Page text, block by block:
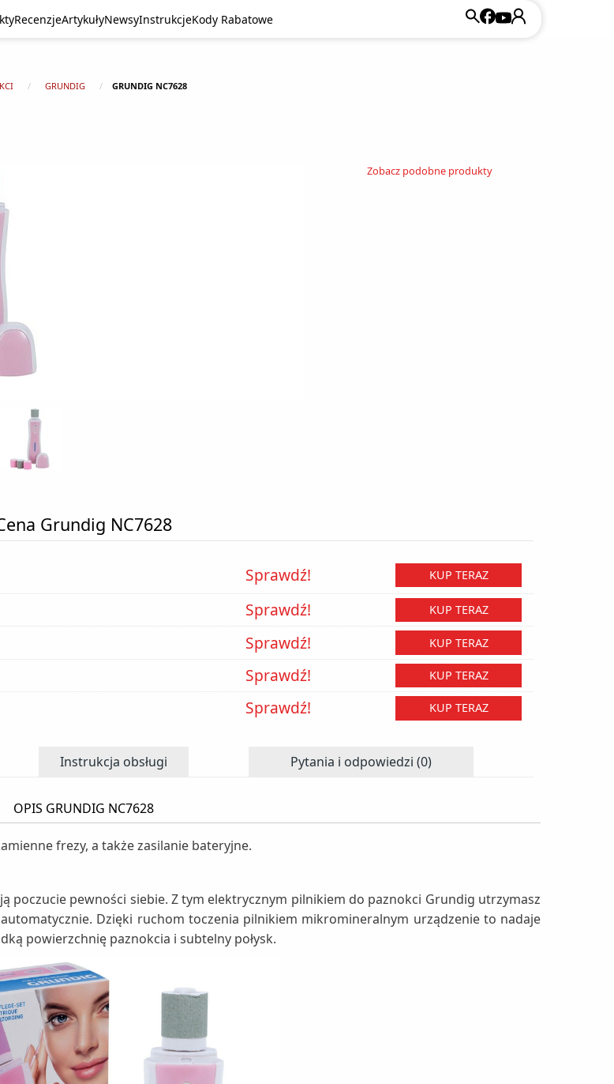
RecenzjeArtykułyNewsyInstrukcjeKody Rabatowe
GRUNDIG GRUNDIG NC7628
Zobacz podobne produkty
Grundig NC7628
Sprawdź! KUP TERAZ
Sprawdź! KUP TERAZ
Sprawdź! KUP TERAZ
Sprawdź! KUP TERAZ
Sprawdź! KUP TERAZ
Instrukcja obsługi Pytania i odpowiedzi (0)
OPIS GRUNDIG NC7628
frezy, a także zasilanie bateryjne.
poczucie pewności siebie. Z tym elektrycznym pilnikiem do paznokci Grundig utrzymasz
Dzięki ruchom toczenia pilnikiem mikromineralnym urządzenie to nadaje
powierzchnię paznokcia i subtelny połysk.